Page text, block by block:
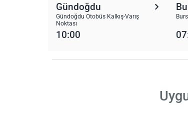
Gündoğdu
Gündoğdu Otobüs Kalkış-Varış
Noktası
10:00